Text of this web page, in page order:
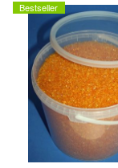
Bestseller